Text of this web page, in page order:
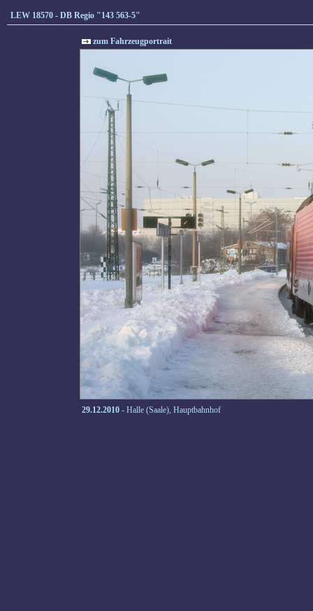
LEW 18570 - DB Regio "143 563-5"
zum Fahrzeugportrait
29.12.2010 - Halle (Saale), Hauptbahnhof